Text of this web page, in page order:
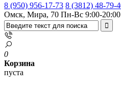
8 (950) 956-17-73 8 (3812) 48-79-
Омск, Мира, 70 Пн-Вс 9:00-20:00
0
Корзина
пуста